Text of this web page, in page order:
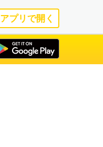
アプリで開く